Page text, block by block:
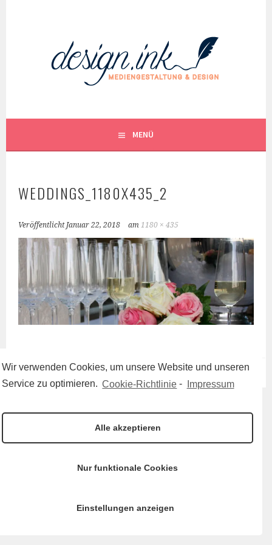
Wir verwenden Cookies, um unsere Website und unseren
Service zu optimieren. Cookie-Richtlinie - Impressum
Alle akzeptieren
Nur funktionale Cookies
Einstellungen anzeigen
MENÜ
WEDDINGS_1180X435_2
Veröffentlicht Januar 22, 2018 am1180 × 435